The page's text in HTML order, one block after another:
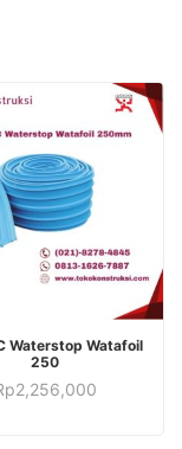
KE KERANJANG
Waterstop Watafoil
250
2,256,000